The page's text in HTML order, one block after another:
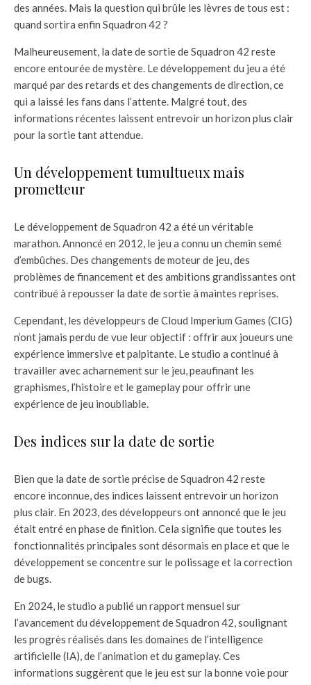
des années. Mais la question qui brûle les lèvres de tous est :
quand sortira enfin Squadron 42 ?
Malheureusement, la date de sortie de Squadron 42 reste
encore entourée de mystère. Le développement du jeu a été
marqué par des retards et des changements de direction, ce
qui a laissé les fans dans l’attente. Malgré tout, des
informations récentes laissent entrevoir un horizon plus clair
pour la sortie tant attendue.
Un développement tumultueux mais
prometteur
Le développement de Squadron 42 a été un véritable
marathon. Annoncé en 2012, le jeu a connu un chemin semé
d’embûches. Des changements de moteur de jeu, des
problèmes de financement et des ambitions grandissantes ont
contribué à repousser la date de sortie à maintes reprises.
Cependant, les développeurs de Cloud Imperium Games (CIG)
n’ont jamais perdu de vue leur objectif : offrir aux joueurs une
expérience immersive et palpitante. Le studio a continué à
travailler avec acharnement sur le jeu, peaufinant les
graphismes, l’histoire et le gameplay pour offrir une
expérience de jeu inoubliable.
Des indices sur la date de sortie
Bien que la date de sortie précise de Squadron 42 reste
encore inconnue, des indices laissent entrevoir un horizon
plus clair. En 2023, des développeurs ont annoncé que le jeu
était entré en phase de finition. Cela signifie que toutes les
fonctionnalités principales sont désormais en place et que le
développement se concentre sur le polissage et la correction
de bugs.
En 2024, le studio a publié un rapport mensuel sur
l’avancement du développement de Squadron 42, soulignant
les progrès réalisés dans les domaines de l’intelligence
artificielle (IA), de l’animation et du gameplay. Ces
informations suggèrent que le jeu est sur la bonne voie pour